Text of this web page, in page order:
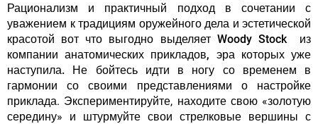
Рационализм и практичный подход в сочетании с
уважением к традициям оружейного дела и эстетической
красотой вот что выгодно выделяет Woody Stock из
компании анатомических прикладов, эра которых уже
наступила. Не бойтесь идти в ногу со временем в
гармонии со своими представлениями о настройке
приклада. Экспериментируйте, находите свою «золотую
середину» и штурмуйте свои стрелковые вершины с